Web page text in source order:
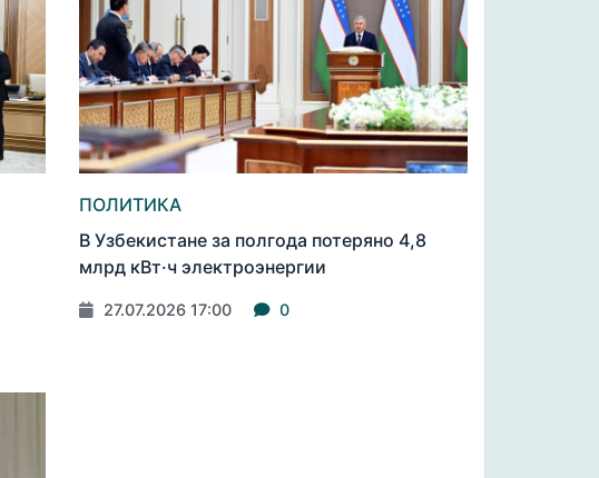
ПОЛИТИКА
В Узбекистане за полгода потеряно 4,8
млрд кВт·ч электроэнергии
27.07.2026 17:00 0